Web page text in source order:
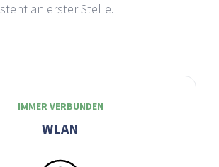
steht an erster Stelle.
IMMER VERBUNDEN
WLAN